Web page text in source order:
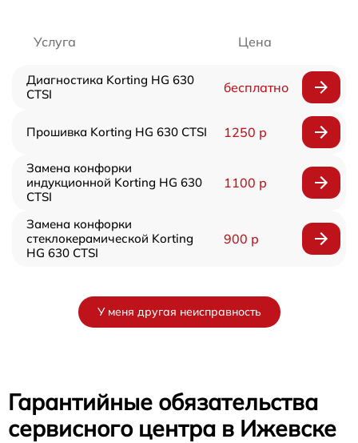
Услуга Цена
Диагностика Korting HG 630
CTSI
бесплатно
Прошивка Korting HG 630 CTSI 1250 р
Замена конфорки
индукционной Korting HG 630
CTSI
1100 р
Замена конфорки
стеклокерамической Korting
HG 630 CTSI
900 р
У меня другая неисправность
Гарантийные обязательства
сервисного центра в Ижевске